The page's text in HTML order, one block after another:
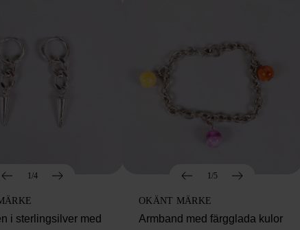
1/4
i sterlingsilver med
1/5
OKÄNT MÄRKE
Armband med färgglada kulor